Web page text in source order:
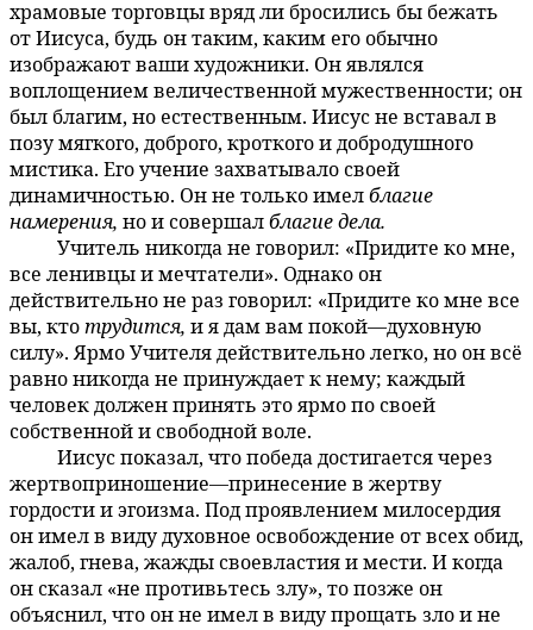
храмовые торговцы вряд ли бросились бы бежать
от Иисуса, будь он таким, каким его обычно
изображают ваши художники. Он являлся
воплощением величественной мужественности; он
был благим, но естественным. Иисус не вставал в
позу мягкого, доброго, кроткого и добродушного
мистика. Его учение захватывало своей
динамичностью. Он не только имелблагие
намерения, но и совершалблагие дела.
Учитель никогда не говорил: «Придите ко мне,
все ленивцы и мечтатели». Однако он
действительно не раз говорил: «Придите ко мне все
вы, ктотрудится, и я дам вам покой—духовную
силу». Ярмо Учителя действительно легко, но он всё
равно никогда не принуждает к нему; каждый
человек должен принять это ярмо по своей
собственной и свободной воле.
Иисус показал, что победа достигается через
жертвоприношение—принесение в жертву
гордости и эгоизма. Под проявлением милосердия
он имел в виду духовное освобождение от всех обид,
жалоб, гнева, жажды своевластия и мести. И когда
он сказал «не противьтесь злу», то позже он
объяснил, что он не имел в виду прощать зло и не